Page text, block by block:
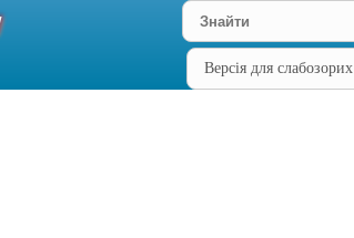
Версія для слабозорих